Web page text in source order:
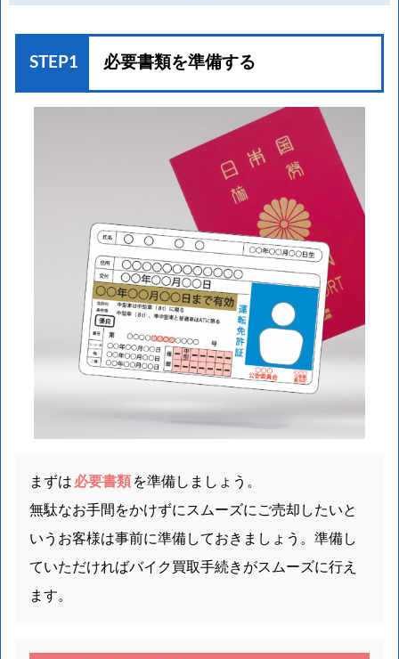
STEP1 必要書類を準備する
まずは 必要書類 を準備しましょう。
無駄なお手間をかけずにスムーズにご売却したいと
いうお客様は事前に準備しておきましょう。準備し
ていただければバイク買取手続きがスムーズに行え
ます。